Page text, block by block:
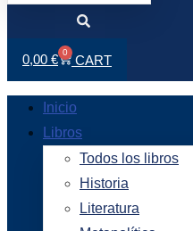
0,00 € 0
CART
Inicio
Libros
Todos los libros
Historia
Literatura